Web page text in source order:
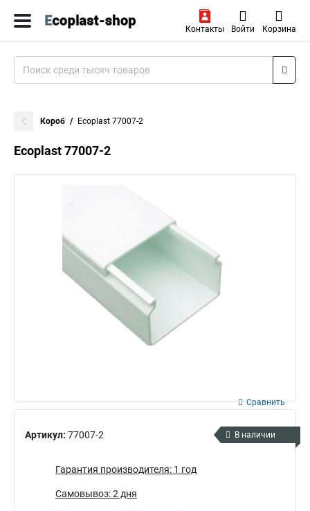
Контакты Войти Корзина
Короб Ecoplast 77007-2
Ecoplast 77007-2
Артикул: 77007-2
Сравнить
В наличии
Гарантия производителя: 1 год
Самовывоз: 2 дня